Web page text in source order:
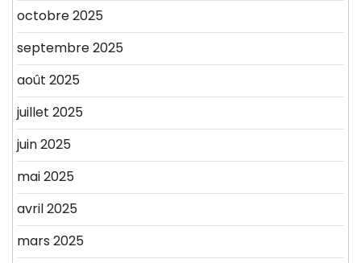
octobre 2025
septembre 2025
août 2025
juillet 2025
juin 2025
mai 2025
avril 2025
mars 2025